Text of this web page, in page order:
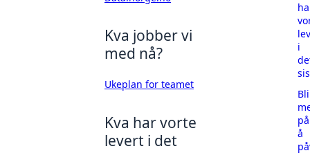
Kva jobber vi
med nå?
Ukeplan for teamet
Kva har vorte
levert i det
i
Bli
på
å